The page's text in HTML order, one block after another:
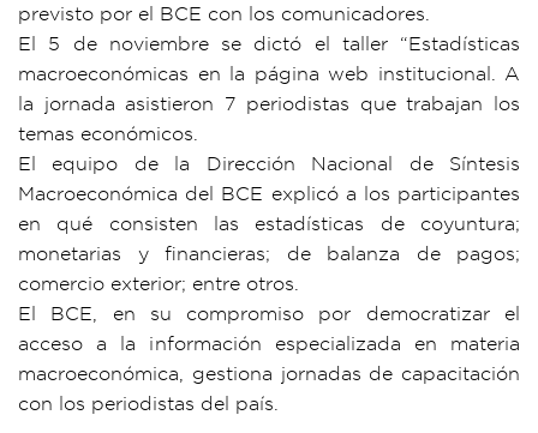
previsto por el BCE con los comunicadores.
El 5 de noviembre se dictó el taller “Estadísticas
macroeconómicas en la página web institucional. A
la jornada asistieron 7 periodistas que trabajan los
temas económicos.
El equipo de la Dirección Nacional de Síntesis
Macroeconómica del BCE explicó a los participantes
en qué consisten las estadísticas de coyuntura;
monetarias y financieras; de balanza de pagos;
comercio exterior; entre otros.
El BCE, en su compromiso por democratizar el
acceso a la información especializada en materia
macroeconómica, gestiona jornadas de capacitación
con los periodistas del país.